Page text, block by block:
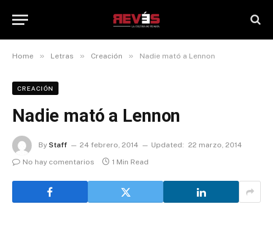
Home » Letras » Creación » Nadie mató a Lennon
CREACIÓN
Nadie mató a Lennon
By Staff 24 febrero, 2014 Updated: 22 marzo, 2014
No hay comentarios
1 Min Read